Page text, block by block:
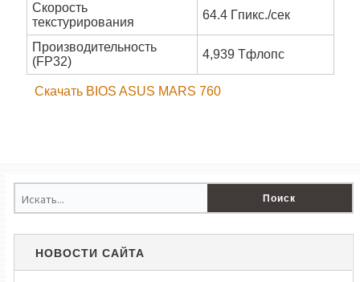
Скорость
текстурирования
64.4 Гпикс./сек
Производительность
(FP32)
4,939 Тфлопс
Скачать BIOS ASUS MARS 760
НОВОСТИ САЙТА